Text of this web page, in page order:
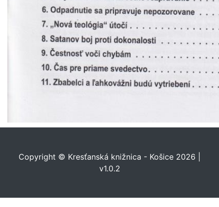
Copyright © Kresťanská knižnica - Košice 2026 |
v1.0.2